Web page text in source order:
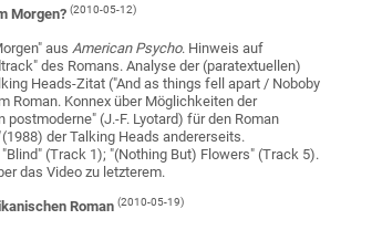
Morgen?(2010-05-12)
ausAmerican Psycho. Hinweis auf
des Romans. Analyse der (paratextuellen)
Heads-Zitat ("And as things fell apart / Noboby
Roman. Konnex über Möglichkeiten der
postmoderne" (J.-F. Lyotard) für den Roman
(1988) der Talking Heads andererseits.
(Track 1); "(Nothing But) Flowers" (Track 5).
das Video zu letzterem.
Roman (2010-05-19)